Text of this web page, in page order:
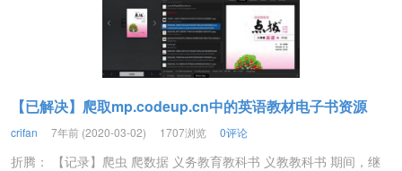
【已解决】爬取mp.codeup.cn中的英语教材电子书资源
crifan 7年前 (2020-03-02) 1707浏览 0评论
折腾： 【记录】爬虫 爬数据 义务教育教科书 义教教科书 期间，继